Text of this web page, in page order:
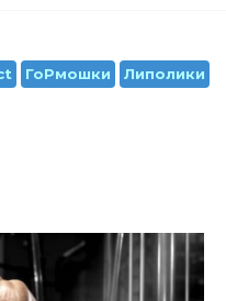
ГоРмошки Липолики